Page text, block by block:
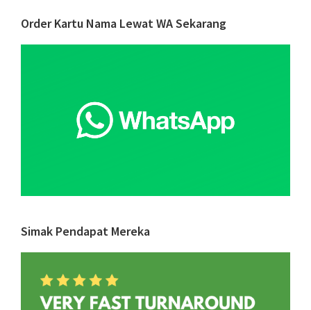
Primary
Sidebar
Order Kartu Nama Lewat WA Sekarang
Simak Pendapat Mereka